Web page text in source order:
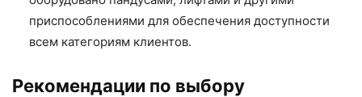
приспособлениями для обеспечения доступности
всем категориям клиентов.
Рекомендации по выбору